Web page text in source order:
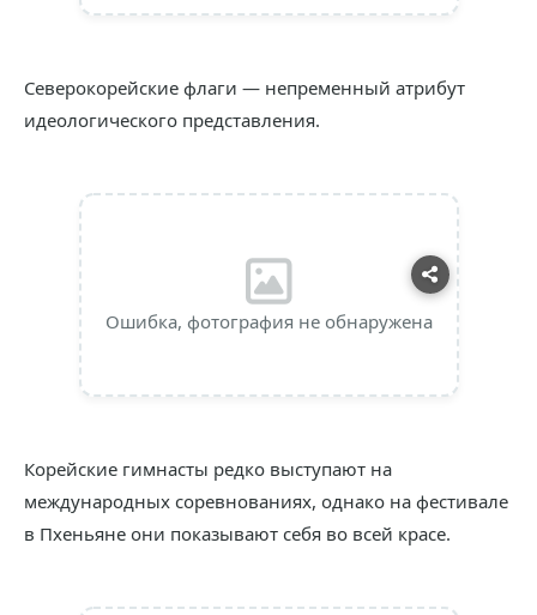
Северокорейские флаги — непременный атрибут
идеологического представления.
Ошибка, фотография не обнаружена
Корейские гимнасты редко выступают на
международных соревнованиях, однако на фестивале
в Пхеньяне они показывают себя во всей красе.